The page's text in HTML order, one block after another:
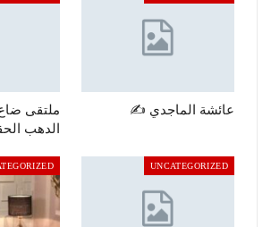
عائشة الماجدي ✍️
ملتقى
الدهب
UNCATEGORIZED